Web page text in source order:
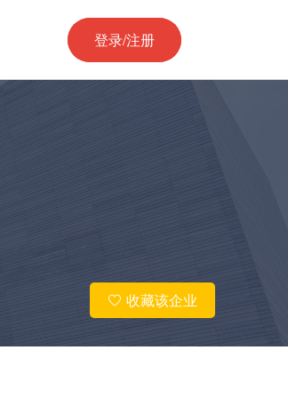
登录/注册
收藏该企业